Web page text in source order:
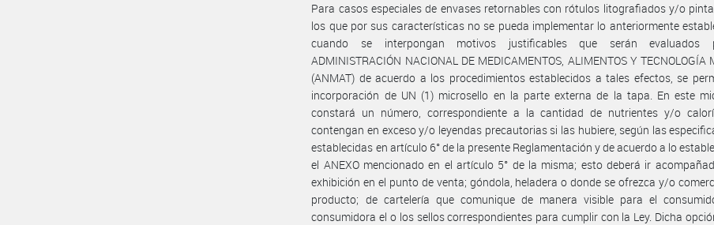
Para casos especiales de envases retornables con rótulos litografiados y/o
los que por sus características no se pueda implementar lo anteriormente
cuando se interpongan motivos justificables que serán evaluados
ADMINISTRACIÓN NACIONAL DE MEDICAMENTOS, ALIMENTOS Y TECNOLOGÍA
(ANMAT) de acuerdo a los procedimientos establecidos a tales efectos, se
incorporación de UN (1) microsello en la parte externa de la tapa. En este
constará un número, correspondiente a la cantidad de nutrientes y/o
contengan en exceso y/o leyendas precautorias si las hubiere, según las
establecidas en artículo 6° de la presente Reglamentación y de acuerdo a lo
el ANEXO mencionado en el artículo 5° de la misma; esto deberá ir
exhibición en el punto de venta; góndola, heladera o donde se ofrezca y/o
producto; de cartelería que comunique de manera visible para el
consumidora el o los sellos correspondientes para cumplir con la Ley. Dicha